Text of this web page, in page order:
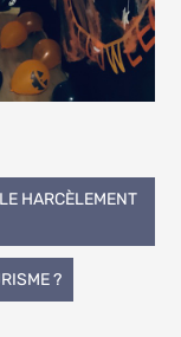
HARCÈLEMENT
?